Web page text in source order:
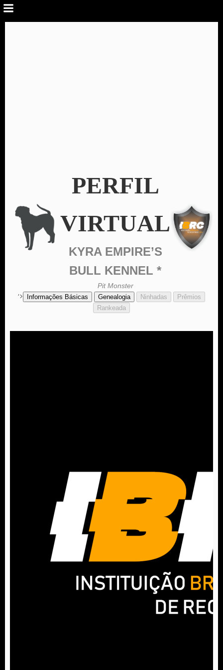
PERFIL
VIRTUAL
KYRA EMPIRE’S
BULL KENNEL *
Pit Monster
‘> Informações Básicas Genealogia Ninhadas
Prêmios
Rankeada